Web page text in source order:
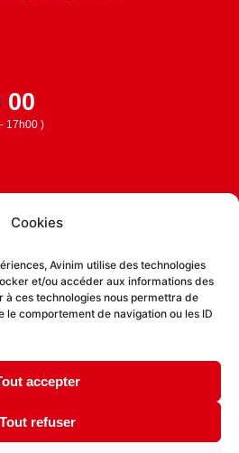
Cookies
Avinim utilise des technologies
et/ou accéder aux informations des
à ces technologies nous permettra de
le comportement de navigation ou les ID
accepter
Tout refuser
00
17h00 )